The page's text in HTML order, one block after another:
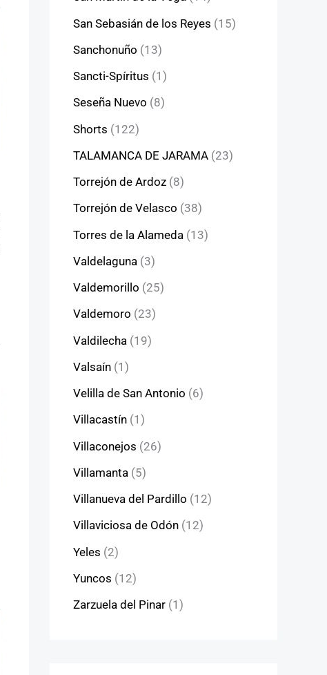
San Sebasián de los Reyes (15)
Sanchonuño (13)
Sancti-Spíritus (1)
Seseña Nuevo (8)
Shorts (122)
TALAMANCA DE JARAMA (23)
Torrejón de Ardoz (8)
Torrejón de Velasco (38)
Torres de la Alameda (13)
Valdelaguna (3)
Valdemorillo (25)
Valdemoro (23)
Valdilecha (19)
Valsaín (1)
Velilla de San Antonio (6)
Villacastín (1)
Villaconejos (26)
Villamanta (5)
Villanueva del Pardillo (12)
Villaviciosa de Odón (12)
Yeles (2)
Yuncos (12)
Zarzuela del Pinar (1)